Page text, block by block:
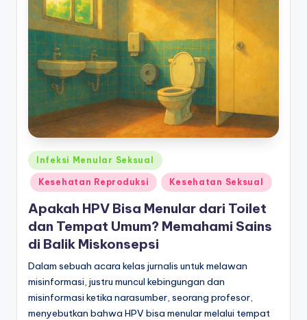
Posted
in
Infeksi Menular Seksual
Kesehatan Reproduksi Kesehatan Seksual
Apakah HPV Bisa Menular dari Toilet
dan Tempat Umum? Memahami Sains
di Balik Miskonsepsi
Dalam sebuah acara kelas jurnalis untuk melawan
misinformasi, justru muncul kebingungan dan
misinformasi ketika narasumber, seorang profesor,
menyebutkan bahwa HPV bisa menular melalui tempat